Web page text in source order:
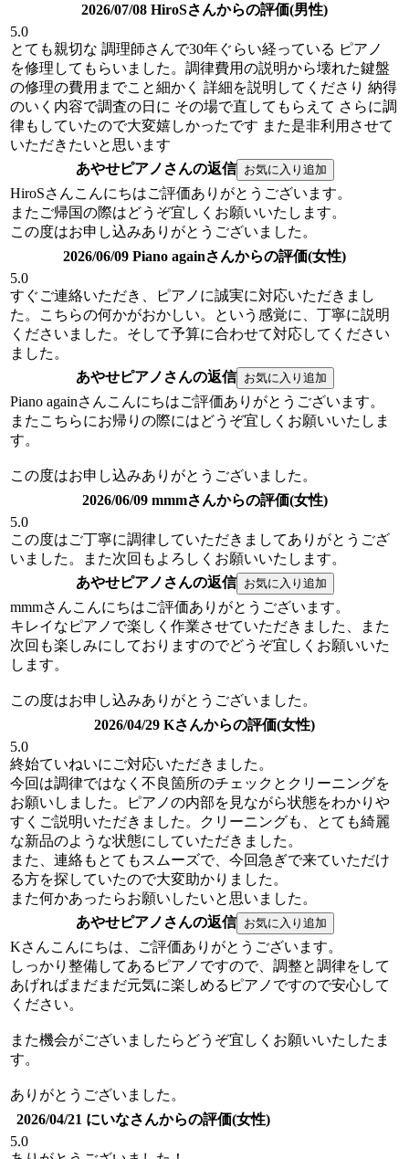
2026/07/08 HiroSさんからの評価(男性)
5.0
とても親切な 調理師さんで30年ぐらい経っている ピアノ
を修理してもらいました。調律費用の説明から壊れた鍵盤
の修理の費用までこと細かく 詳細を説明してくださり 納得
のいく内容で調査の日に その場で直してもらえて さらに調
律もしていたので大変嬉しかったです また是非利用させて
いただきたいと思います
あやせピアノさんの返信
HiroSさんこんにちはご評価ありがとうございます。
またご帰国の際はどうぞ宜しくお願いいたします。
この度はお申し込みありがとうございました。
2026/06/09 Piano againさんからの評価(女性)
5.0
すぐご連絡いただき、ピアノに誠実に対応いただきまし
た。こちらの何かがおかしい。という感覚に、丁寧に説明
くださいました。そして予算に合わせて対応してください
ました。
あやせピアノさんの返信
Piano againさんこんにちはご評価ありがとうございます。
またこちらにお帰りの際にはどうぞ宜しくお願いいたしま
す。
この度はお申し込みありがとうございました。
2026/06/09 mmmさんからの評価(女性)
5.0
この度はご丁寧に調律していただきましてありがとうござ
いました。また次回もよろしくお願いいたします。
あやせピアノさんの返信
mmmさんこんにちはご評価ありがとうございます。
キレイなピアノで楽しく作業させていただきました、また
次回も楽しみにしておりますのでどうぞ宜しくお願いいた
します。
この度はお申し込みありがとうございました。
2026/04/29 Kさんからの評価(女性)
5.0
終始ていねいにご対応いただきました。
今回は調律ではなく不良箇所のチェックとクリーニングを
お願いしました。ピアノの内部を見ながら状態をわかりや
すくご説明いただきました。クリーニングも、とても綺麗
な新品のような状態にしていただきました。
また、連絡もとてもスムーズで、今回急ぎで来ていただけ
る方を探していたので大変助かりました。
また何かあったらお願いしたいと思いました。
あやせピアノさんの返信
Kさんこんにちは、ご評価ありがとうございます。
しっかり整備してあるピアノですので、調整と調律をして
あげればまだまだ元気に楽しめるピアノですので安心して
ください。
また機会がございましたらどうぞ宜しくお願いいたしたま
す。
ありがとうございました。
2026/04/21 にいなさんからの評価(女性)
5.0